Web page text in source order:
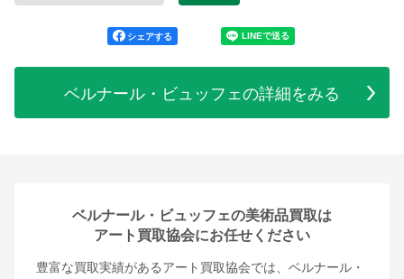
シェアする
ベルナール・ビュッフェの詳細をみる
ベルナール・ビュッフェの美術品買取は
アート買取協会にお任せください
豊富な買取実績があるアート買取協会では、ベルナール・